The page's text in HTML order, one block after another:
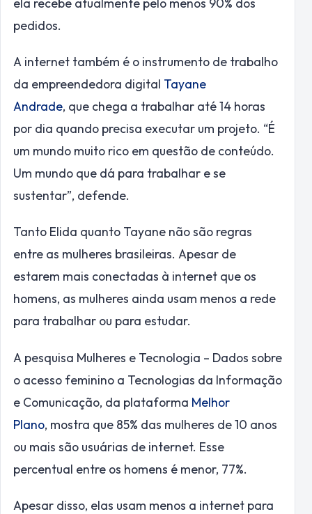
pedidos.
A internet também é o instrumento de trabalho
da empreendedora digital Tayane
Andrade, que chega a trabalhar até 14 horas
por dia quando precisa executar um projeto. “É
um mundo muito rico em questão de conteúdo.
Um mundo que dá para trabalhar e se
sustentar”, defende.
Tanto Elida quanto Tayane não são regras
entre as mulheres brasileiras. Apesar de
estarem mais conectadas à internet que os
homens, as mulheres ainda usam menos a rede
para trabalhar ou para estudar.
A pesquisa Mulheres e Tecnologia – Dados sobre
o acesso feminino a Tecnologias da Informação
e Comunicação, da plataforma Melhor
Plano, mostra que 85% das mulheres de 10 anos
ou mais são usuárias de internet. Esse
percentual entre os homens é menor, 77%.
Apesar disso, elas usam menos a internet para